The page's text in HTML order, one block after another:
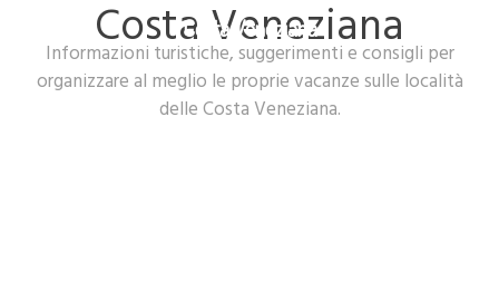
Costa Veneziana
Informazioni turistiche, suggerimenti e consigli per
organizzare al meglio le proprie vacanze sulle località
delle Costa Veneziana.
Costa Veneziana